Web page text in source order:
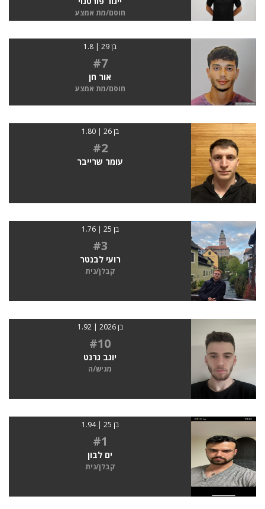
חוסם/מת אמצע
בן 29 | 1.8
#7
אור חן
חוסם/מת אמצע
בן 26 | 1.80
#2
עומר שרייבר
בן 25 | 1.76
#3
רועי לבנטר
קבלן/נית
בן 2026 | 1.92
#10
יוגב גרנט
מגיש/ה
בן 25 | 1.94
#1
ים לבון
קבלן/נית